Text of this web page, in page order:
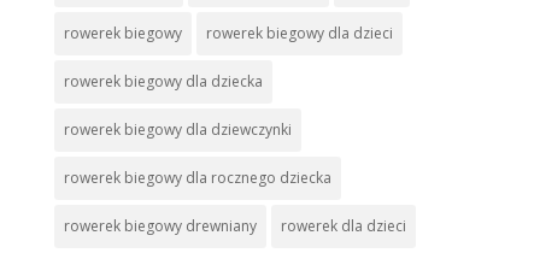
rowerek biegowy rowerek biegowy dla dzieci
rowerek biegowy dla dziecka
rowerek biegowy dla dziewczynki
rowerek biegowy dla rocznego dziecka
rowerek biegowy drewniany rowerek dla dzieci